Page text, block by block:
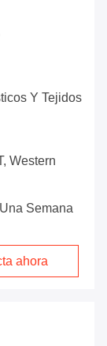
Y Tejidos
Western
Semana
ahora